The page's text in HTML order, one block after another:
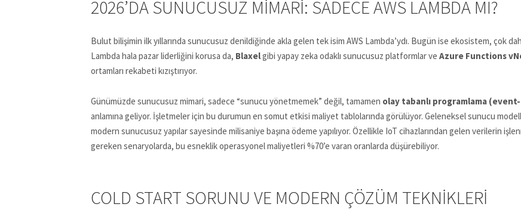
2026’DA SUNUCUSUZ MIMARI: SADECE AWS LAMBDA MI?
Bulut bilişimin ilk yıllarında sunucusuz denildiğinde akla gelen tek isim AWS Lambda’ydı. Bugün ise ekosistem, çok
Lambda hala pazar liderliğini korusa da, Blaxelgibi yapay zeka odaklı sunucusuz platformlar ve Azure Functions
ortamları rekabeti kızıştırıyor.
Günümüzde sunucusuz mimari, sadece “sunucu yönetmemek” değil, tamamen olay tabanlı programlama
anlamına geliyor. İşletmeler için bu durumun en somut etkisi maliyet tablolarında görülüyor. Geleneksel sunucu
modern sunucusuz yapılar sayesinde milisaniye başına ödeme yapılıyor. Özellikle IoT cihazlarından gelen verilerin
gereken senaryolarda, bu esneklik operasyonel maliyetleri %70’e varan oranlarda düşürebiliyor.
COLD START SORUNU VE MODERN ÇÖZÜM TEKNIKLERI